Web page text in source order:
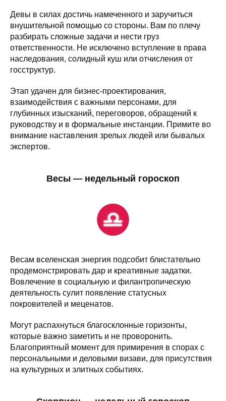
Девы в силах достичь намеченного и заручиться
внушительной помощью со стороны. Вам по плечу
разбирать сложные задачи и нести груз
ответственности. Не исключено вступление в права
наследования, солидный куш или отчисления от
госструктур.
Этап удачен для бизнес-проектирования,
взаимодействия с важными персонами, для
глубинных изысканий, переговоров, обращений к
руководству и в формальные инстанции. Примите во
внимание наставления зрелых людей или бывалых
экспертов.
Весы — недельный гороскоп
Весам вселенская энергия подсобит блистательно
продемонстрировать дар и креативные задатки.
Вовлечение в социальную и филантропическую
деятельность сулит появление статусных
покровителей и меценатов.
Могут распахнуться благосклонные горизонты,
которые важно заметить и не проворонить.
Благоприятный момент для примирения в спорах с
персональными и деловыми визави, для присутствия
на культурных и элитных событиях.